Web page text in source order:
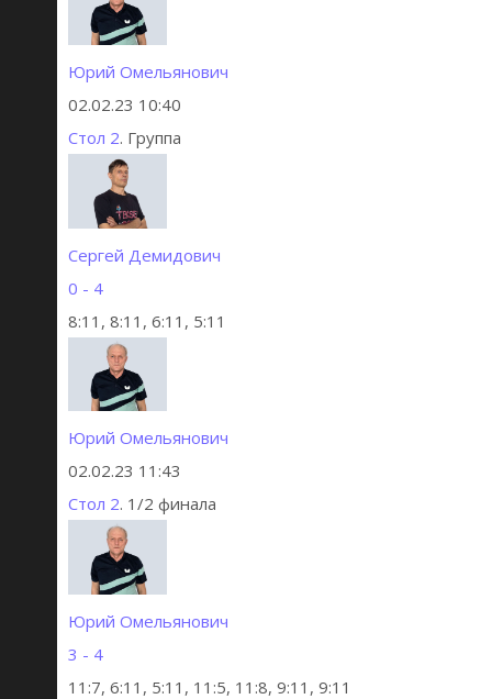
Юрий Омельянович
02.02.23 10:40
Стол 2. Группа
Сергей Демидович
0 - 4
8:11, 8:11, 6:11, 5:11
Юрий Омельянович
02.02.23 11:43
Стол 2. 1/2 финала
Юрий Омельянович
3 - 4
11:7, 6:11, 5:11, 11:5, 11:8, 9:11, 9:11